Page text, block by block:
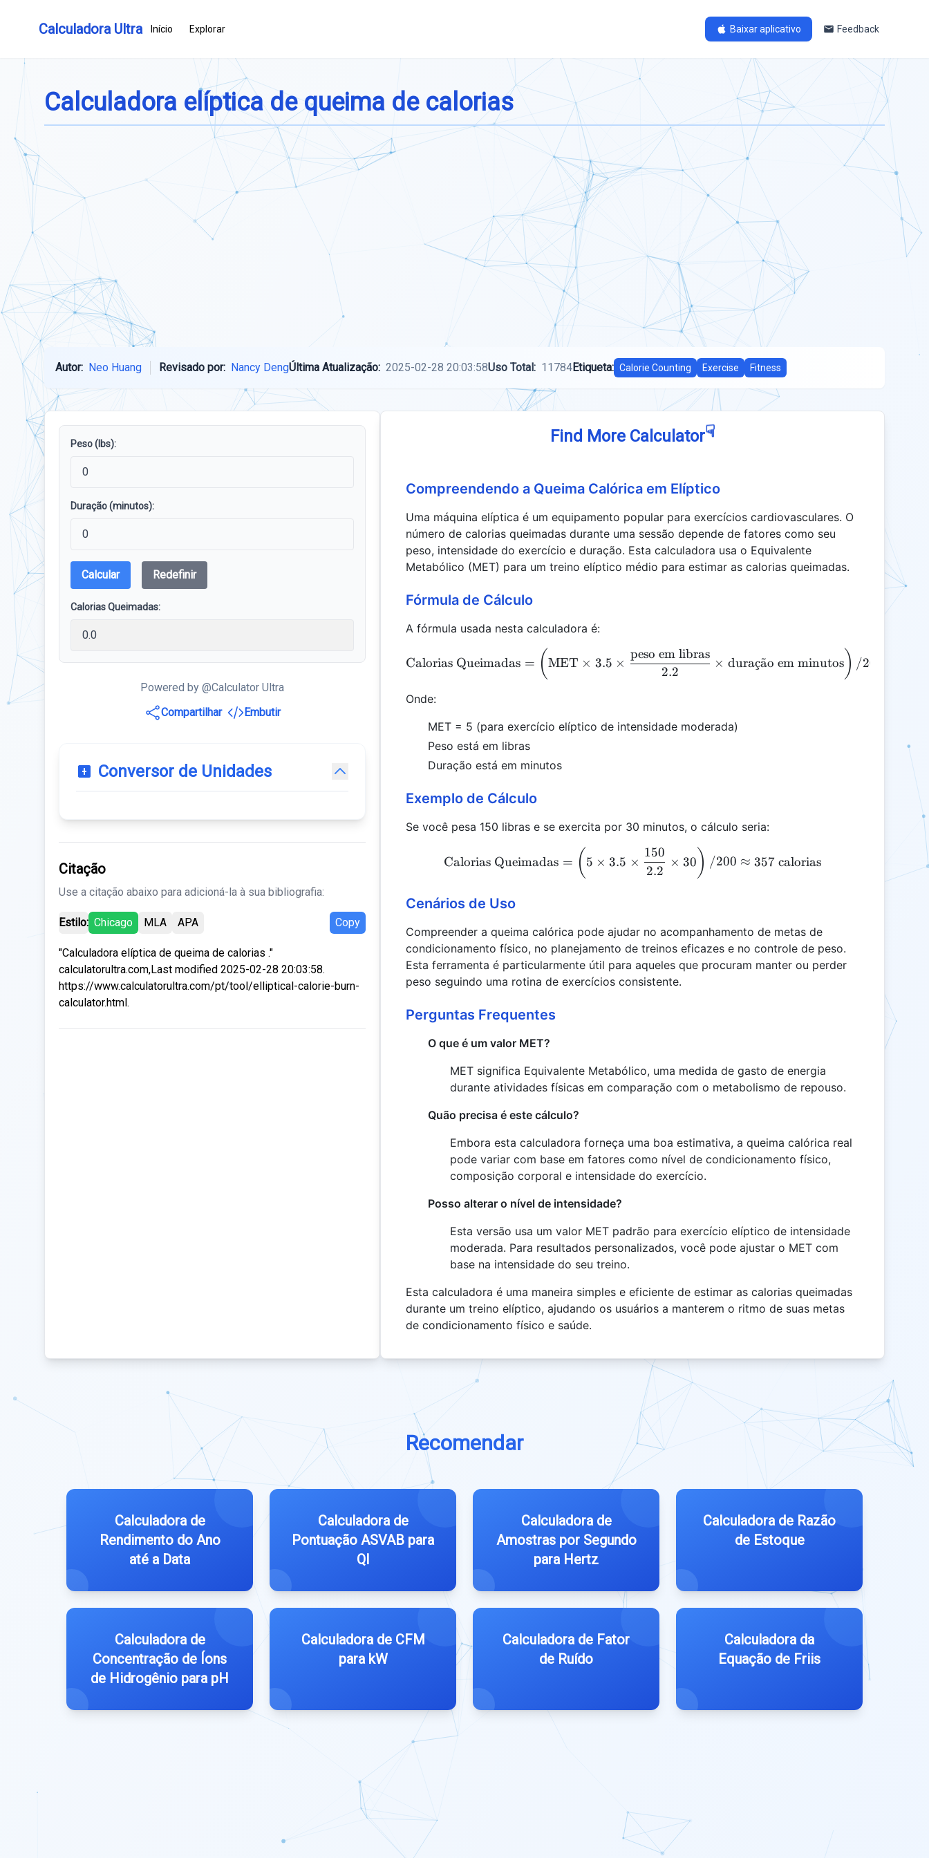
Calculadora Ultra Início Explorar Baixar aplicativo Feedback
Calculadora elíptica de queima de calorias
Autor: Neo Huang Revisado por: Nancy DengÚltima Atualização: 2025-02-28 20:03:58Uso Total: 11784Etiqueta: Calorie Counting Exercise Fitness
Peso (lbs):
Duração (minutos):
Calcular Redefinir
Calorias Queimadas:
Powered by @Calculator Ultra
Compartilhar
Embutir
Conversor de Unidades
Citação
Use a citação abaixo para adicioná-la à sua bibliografia:
Estilo: Chicago MLA APA Copy
"Calculadora elíptica de queima de calorias ."
calculatorultra.com,Last modified 2025-02-28 20:03:58.
https://www.calculatorultra.com/pt/tool/elliptical-calorie-burn-
calculator.html.
Find More Calculator☟
Compreendendo a Queima Calórica em Elíptico
Uma máquina elíptica é um equipamento popular para exercícios cardiovasculares. O
número de calorias queimadas durante uma sessão depende de fatores como seu
peso, intensidade do exercício e duração. Esta calculadora usa o Equivalente
Metabólico (MET) para um treino elíptico médio para estimar as calorias queimadas.
Fórmula de Cálculo
A fórmula usada nesta calculadora é:
\text{Calorias Queimadas} = \left(\text{MET}
Calorias Queimadas = (MET × 3.5 ×
2.2
peso em libras
× durac
¸a
˜o em minutos) /200
Onde:
MET = 5 (para exercício elíptico de intensidade moderada)
Peso está em libras
Duração está em minutos
Exemplo de Cálculo
Se você pesa 150 libras e se exercita por 30 minutos, o cálculo seria:
\text{Calorias Queimadas} = \left(5 \times 3.5
Calorias Queimadas = ( 5 × 3.5 ×
2.2
150
× 30 ) /200 ≈ 357 calorias
Cenários de Uso
Compreender a queima calórica pode ajudar no acompanhamento de metas de
condicionamento físico, no planejamento de treinos eficazes e no controle de peso.
Esta ferramenta é particularmente útil para aqueles que procuram manter ou perder
peso seguindo uma rotina de exercícios consistente.
Perguntas Frequentes
O que é um valor MET?
MET significa Equivalente Metabólico, uma medida de gasto de energia
durante atividades físicas em comparação com o metabolismo de repouso.
Quão precisa é este cálculo?
Embora esta calculadora forneça uma boa estimativa, a queima calórica real
pode variar com base em fatores como nível de condicionamento físico,
composição corporal e intensidade do exercício.
Posso alterar o nível de intensidade?
Esta versão usa um valor MET padrão para exercício elíptico de intensidade
moderada. Para resultados personalizados, você pode ajustar o MET com
base na intensidade do seu treino.
Esta calculadora é uma maneira simples e eficiente de estimar as calorias queimadas
durante um treino elíptico, ajudando os usuários a manterem o ritmo de suas metas
de condicionamento físico e saúde.
Recomendar
Calculadora de
Rendimento do Ano
até a Data
Calculadora de
Pontuação ASVAB para
QI
Calculadora de
Amostras por Segundo
para Hertz
Calculadora de Razão
de Estoque
Calculadora de
Concentração de Íons
de Hidrogênio para pH
Calculadora de CFM
para kW
Calculadora de Fator
de Ruído
Calculadora da
Equação de Friis